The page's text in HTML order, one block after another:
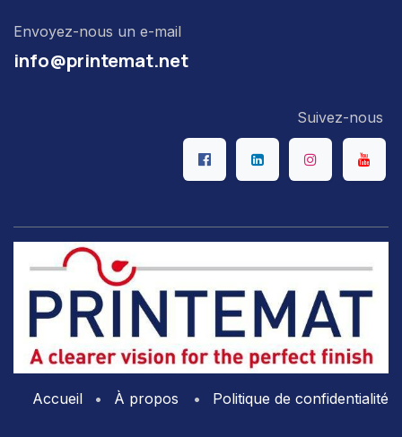
Envoyez-nous un e-mail
info@printemat.net
Suivez-nous
Accueil • À propos • Politique de confidentialité